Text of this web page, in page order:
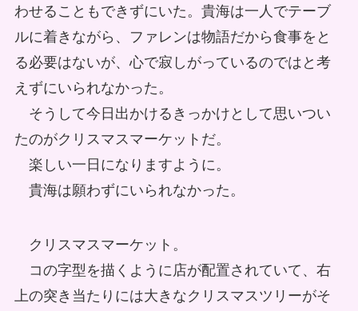
わせることもできずにいた。貴海は一人でテーブ
ルに着きながら、ファレンは物語だから食事をと
る必要はないが、心で寂しがっているのではと考
えずにいられなかった。
そうして今日出かけるきっかけとして思いつい
たのがクリスマスマーケットだ。
楽しい一日になりますように。
貴海は願わずにいられなかった。
クリスマスマーケット。
コの字型を描くように店が配置されていて、右
上の突き当たりには大きなクリスマスツリーがそ